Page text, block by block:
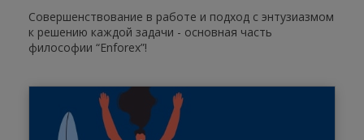
Совершенствование в работе и подход с энтузиазмом
к решению каждой задачи - основная часть
философии “Enforex”!